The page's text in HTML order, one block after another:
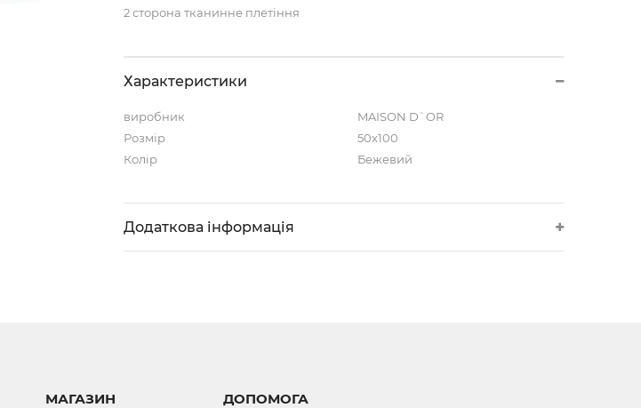
2 сторона тканинне плетіння
Характеристики
виробник
MAISON D`OR
Розмір
50x100
Колір
Бежевий
Додаткова інформація
МАГАЗИН ДОПОМОГА